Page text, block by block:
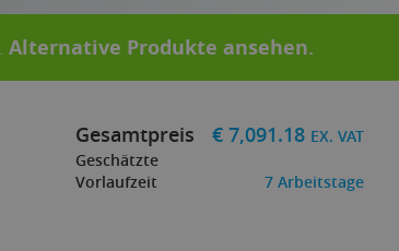
Alternative Produkte ansehen.
Gesamtpreis € 7,091.18 EX. VAT
Geschätzte
Vorlaufzeit
7 Arbeitstage